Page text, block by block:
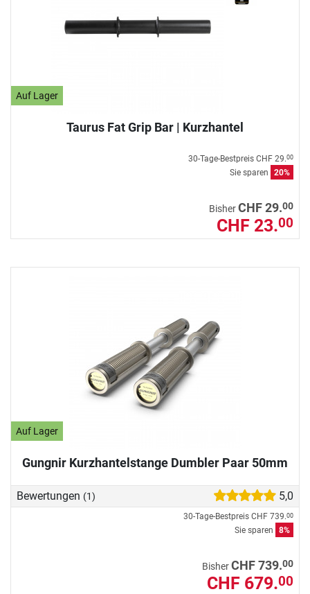
Auf Lager
Taurus Fat Grip Bar | Kurzhantel
30-Tage-Bestpreis CHF 29.00
Sie sparen 20%
BisherCHF 29.00
CHF 23.00
Auf Lager
Gungnir Kurzhantelstange Dumbler Paar 50mm
Bewertungen (1) 5,0
30-Tage-Bestpreis CHF 739.00
Sie sparen 8%
BisherCHF 739.00
CHF 679.00